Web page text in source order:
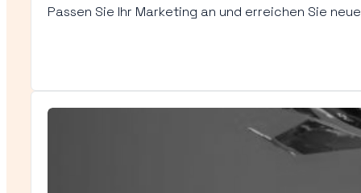
Passen Sie Ihr Marketing an und erreichen Sie